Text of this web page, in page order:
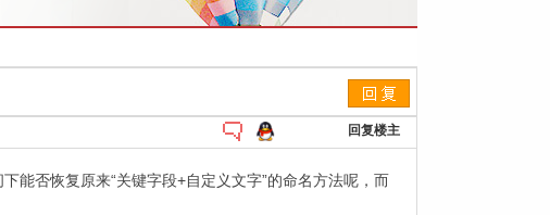
回复楼主
能否恢复原来“关键字段+自定义文字”的命名方法呢，而